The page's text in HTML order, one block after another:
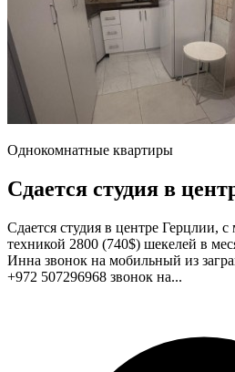
Однокомнатные квартиры
Сдается студия в
Сдается студия в центре Герцлии,
техникой 2800 (740$) шекелей в
Инна звонок на мобильный из
+972 507296968 звонок на...